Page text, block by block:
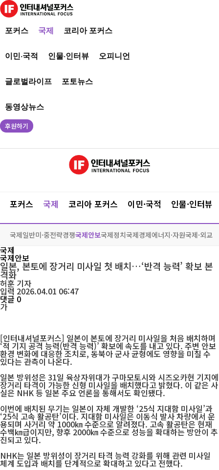
포커스 국제 코리아 포커스
이민·국적 인물·인터뷰 오피니언
글로벌라이프 포토뉴스
동영상뉴스
후원하기
포커스 국제 코리아 포커스 이민·국적 인물·인터뷰
국제일반미·중전략경쟁국제안보국제정치국제경제에너지·자원국제·외교
국제
국제안보
일본, 본토에 장거리 미사일 첫 배치…‘반격 능력’ 확보 본
격화
허훈기자
입력 2026.04.01 06:47
댓글 0
가
[인터내셔널포커스] 일본이 본토에 장거리 미사일을 처음 배치하며
‘적 기지 공격 능력(반격 능력)’ 확보에 속도를 내고 있다. 주변 안보
환경 변화에 대응한 조치로, 동북아 군사 균형에도 영향을 미칠 수
있다는 관측이 나온다.
일본 방위성은 31일 육상자위대가 구마모토시와 시즈오카현 기지에
장거리 타격이 가능한 신형 미사일을 배치했다고 밝혔다. 이 같은 사
실은 NHK 등 일본 주요 언론을 통해서도 확인됐다.
이번에 배치된 무기는 일본이 자체 개발한 ‘25식 지대함 미사일’과
‘25식 고속 활공탄’이다. 지대함 미사일은 이동식 발사 차량에서 운
용되며 사거리 약 1000㎞ 수준으로 알려졌다. 고속 활공탄은 현재
수백㎞급이지만, 향후 2000㎞ 수준으로 성능을 확대하는 방안이 추
진되고 있다.
NHK는 일본 방위성이 장거리 타격 능력 강화를 위해 관련 미사일
체계 도입과 배치를 단계적으로 확대하고 있다고 전했다.